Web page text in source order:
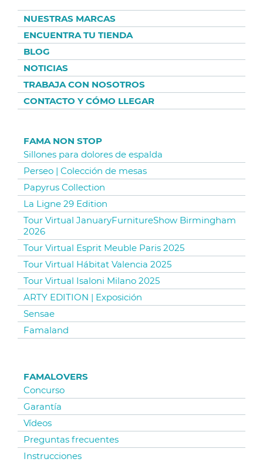
NUESTRAS MARCAS
ENCUENTRA TU TIENDA
BLOG
NOTICIAS
TRABAJA CON NOSOTROS
CONTACTO Y CÓMO LLEGAR
FAMA NON STOP
Sillones para dolores de espalda
Perseo | Colección de mesas
Papyrus Collection
La Ligne 29 Edition
Tour Virtual JanuaryFurnitureShow Birmingham
2026
Tour Virtual Esprit Meuble Paris 2025
Tour Virtual Hábitat Valencia 2025
Tour Virtual Isaloni Milano 2025
ARTY EDITION | Exposición
Sensae
Famaland
FAMALOVERS
Concurso
Garantía
Vídeos
Preguntas frecuentes
Instrucciones